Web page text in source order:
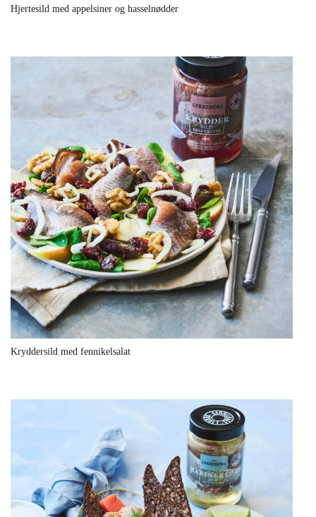
Hjertesild med appelsiner og hasselnødder
Kryddersild med fennikelsalat